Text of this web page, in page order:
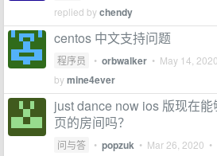
replied bychendy
centos 中文支持问题
程序员 • orbwalker • May 14, 2020
bymine4ever
just dance now ios 版现在
页的房间吗？
问与答 • popzuk • Mar 26, 2020